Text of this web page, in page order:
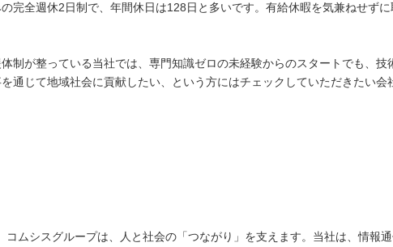
完全週休2日制で、年間休日は128日と多いです。有給休暇を気兼ねせず
制が整っている当社では、専門知識ゼロの未経験からのスタートでも、
通じて地域社会に貢献したい、という方にはチェックしていただきたい会
コムシスグループは、人と社会の「つながり」を支えます。当社は、情報